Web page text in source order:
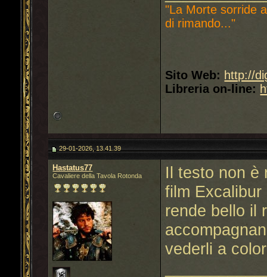
"La Morte sorride
di rimando..."
Sito Web: http://
Libreria on-line:
29-01-2026, 13.41.39
Hastatus77
Cavaliere della Tavola Rotonda
Il testo non è
film
rende bello il
vederli a